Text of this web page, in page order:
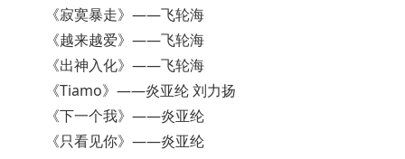
《寂寞暴走》——飞轮海
《越来越爱》——飞轮海
《出神入化》——飞轮海
《Tiamo》——炎亚纶 刘力扬
《下一个我》——炎亚纶
《只看见你》——炎亚纶